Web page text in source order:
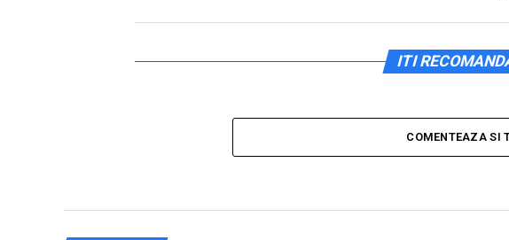
ITI
COMENTEAZA SI